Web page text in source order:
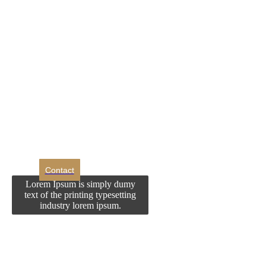
Contact
Lorem Ipsum is simply dumy
text of the printing typesetting
industry lorem ipsum.